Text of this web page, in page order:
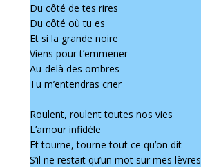
Du côté de tes rires
Du côté où tu es
Et si la grande noire
Viens pour t’emmener
Au-delà des ombres
Tu m’entendras crier
Roulent, roulent toutes nos vies
L’amour infidèle
Et tourne, tourne tout ce qu’on dit
S’il ne restait qu’un mot sur mes lèvres